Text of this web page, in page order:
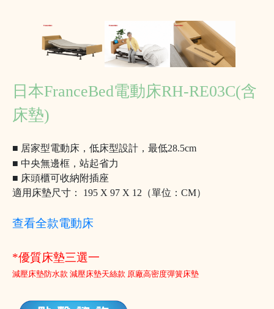
日本FranceBed電動床RH-RE03C(含
床墊)
■ 居家型電動床， 低床型設計，最低28.5cm
■ 中央無邊框，站起省力
■ 床頭櫃可收納附插座
適用床墊尺寸： 195 X 97 X 12（單位：CM）
查看全款電動床
*優質床墊三選一
減壓床墊防水款 減壓床墊天絲款 原廠高密度彈簧床墊